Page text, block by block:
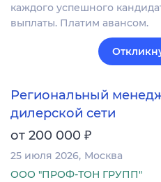
каждого успешного
выплаты. Платим авансом.
Региональный
дилерской сети
от 200 000 ₽
25 июля 2026 Москва
ООО "ПРОФ-ТОН ГРУПП"